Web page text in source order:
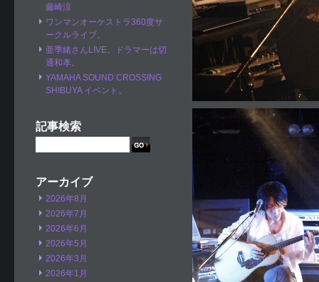
藤崎涼
ワンマンオーケストラ360度サ
ークルライブ。
亜季緒さんLIVE。ドラマーは切
通和孝。
YAMAHA SOUND CROSSING
SHIBUYA イベント。
記事検索
アーカイブ
2026年8月
2026年7月
2026年6月
2026年5月
2026年3月
2026年1月